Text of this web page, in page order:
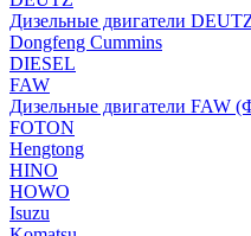
Дизельные двигатели
Dongfeng Cummins
DIESEL
FAW
Дизельные двигатели FAW
FOTON
Hengtong
HINO
HOWO
Isuzu